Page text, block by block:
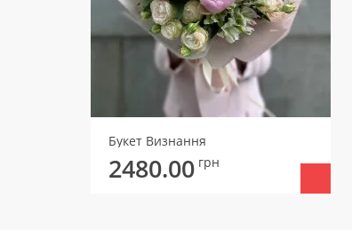
Букет Визнання
2480.00 грн